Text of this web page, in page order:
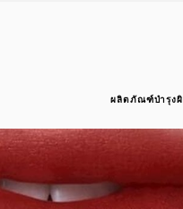
ผลิตภัณฑ์บำรุง